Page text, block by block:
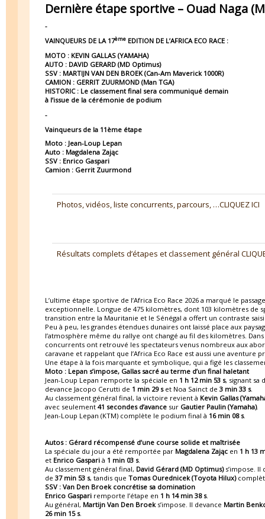
Dernière étape sportive – Ouad Naga
-
VAINQUEURS DE LA 17èmeEDITION DE L’AFRICA ECO RACE :
MOTO : KEVIN GALLAS (YAMAHA)
AUTO : DAVID GERARD (MD Optimus)
SSV : MARTIJN VAN DEN BROEK (Can-Am Maverick 1000R)
CAMION : GERRIT ZUURMOND (Man TGA)
HISTORIC : Le classement final sera communiqué demain
à l’issue de la cérémonie de podium
-
Vainqueurs de la 11ème étape
Moto : Jean-Loup Lepan
Auto : Magdalena Zając
SSV : Enrico Gaspari
Camion : Gerrit Zuurmond
Photos, vidéos, liste concurrents, parcours, …CLIQUEZ ICI
Résultats complets d’étapes et classement général
L’ultime étape sportive de l’Africa Eco Race 2026 a marqué le
exceptionnelle. Longue de 475 kilomètres, dont 103 kilomètres
transition entre la Mauritanie et le Sénégal a offert un contraste
Peu à peu, les grandes étendues dunaires ont laissé place aux
l’atmosphère même du rallye ont changé au fil des kilomètres.
concurrents ont retrouvé les spectateurs venus nombreux aux
caravane et rappelant que l’Africa Eco Race est aussi une aventure
Une étape à la fois marquante et symbolique, qui a figé les
Moto : Lepan s’impose, Gallas sacré au terme d’un final haletant
Jean-Loup Lepan remporte la spéciale en 1 h 12 min 53 s, signant sa
devance Jacopo Cerutti de 1 min 29 set Noa Sainct de 3 min 33 s.
Au classement général final, la victoire revient à Kevin Gallas
avec seulement 41 secondes d’avancesur Gautier Paulin (Yamaha).
Jean-Loup Lepan (KTM) complète le podium final à 16 min 08 s.
Autos : Gérard récompensé d’une course solide et maîtrisée
La spéciale du jour a été remportée par Magdalena Zającen 1 h 13
et Enrico Gasparià 1 min 03 s.
Au classement général final, David Gérard (MD Optimus)s’impose. Il
de 37 min 53 s, tandis que Tomas Ourednicek (Toyota Hilux)
SSV : Van Den Broek concrétise sa domination
Enrico Gaspariremporte l’étape en 1 h 14 min 38 s.
Au général, Martijn Van Den Broeks’impose. Il devance Martin
26 min 15 s.